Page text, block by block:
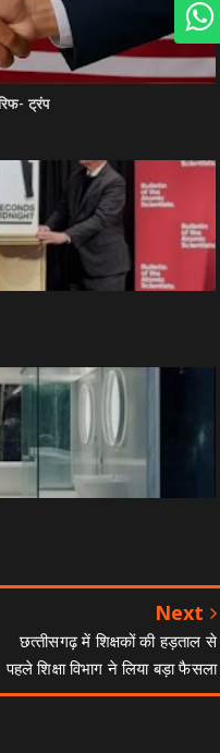
ट्रंप
Next
छत्‍तीसगढ़ में शिक्षकों की हड़ताल से
पहले शिक्षा विभाग ने लिया बड़ा फैसला